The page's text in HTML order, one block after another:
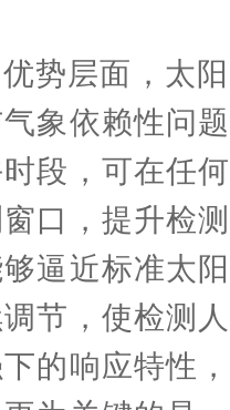
层面，太阳
象依赖性问
段，可在任
口，提升检
逼近标准太
节，使检测
的响应特性